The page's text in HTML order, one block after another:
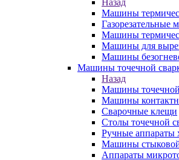
Назад
Машины
Газорезательные
Машины
Машины для
Машины
Машины точечной
Назад
Машины
Машины
Сварочные клещи
Столы точечной
Ручные аппараты
Машины
Аппараты